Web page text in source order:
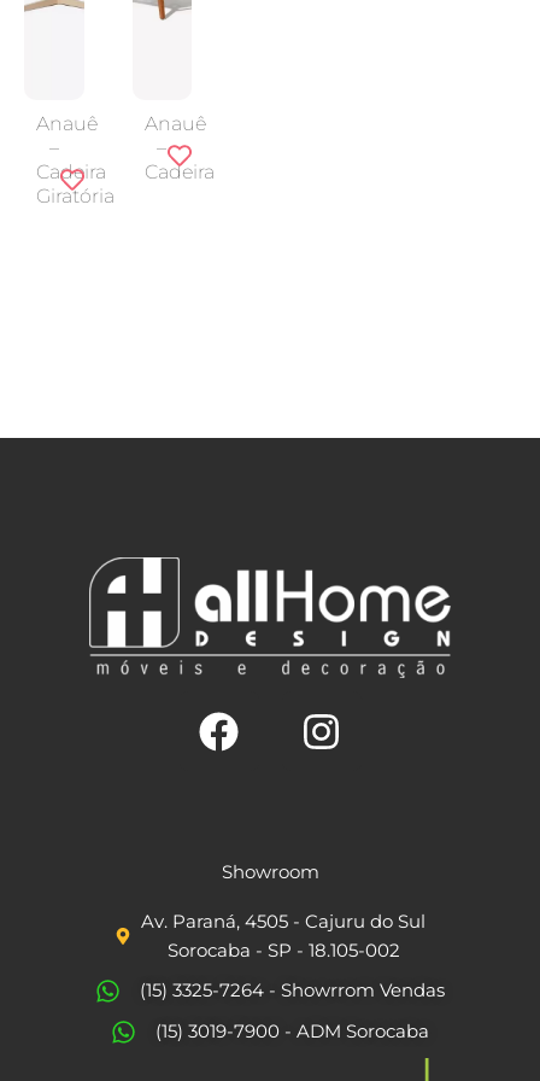
Anauê
–
Cadeira
Giratória
Anauê
–
Cadeira
c
e
b
o
o
t
a
g
r
Showroom
Av. Paraná, 4505 - Cajuru do Sul
Sorocaba - SP - 18.105-002
(15) 3325-7264 - Showrrom Vendas
(15) 3019-7900 - ADM Sorocaba